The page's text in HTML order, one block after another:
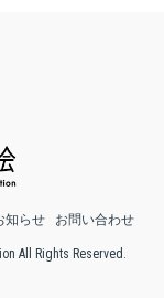
知らせ お問い合わせ
All Rights Reserved.